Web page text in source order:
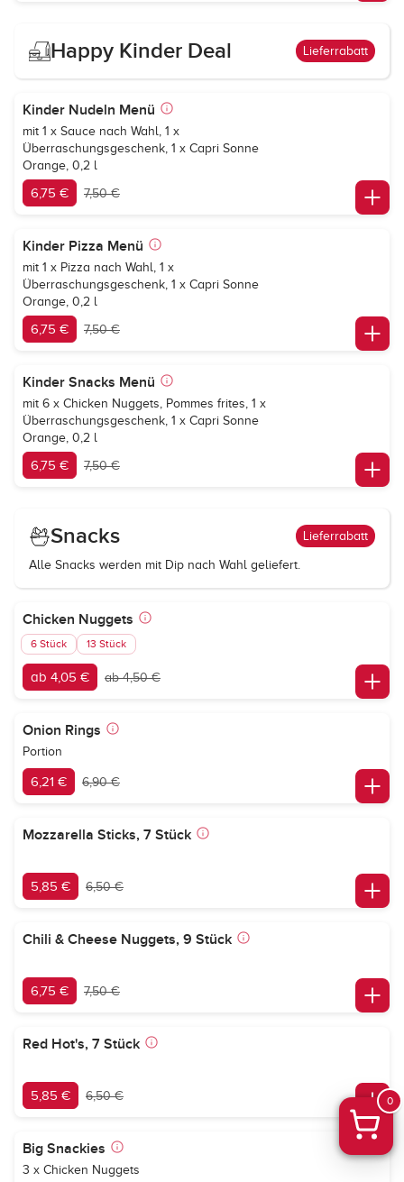
Happy Kinder Deal Lieferrabatt
Kinder Nudeln Menü
mit 1 x Sauce nach Wahl, 1 x
Überraschungsgeschenk, 1 x Capri Sonne
Orange, 0,2 l
6,75 € 7,50 €
Kinder Pizza Menü
mit 1 x Pizza nach Wahl, 1 x
Überraschungsgeschenk, 1 x Capri Sonne
Orange, 0,2 l
6,75 € 7,50 €
Kinder Snacks Menü
mit 6 x Chicken Nuggets, Pommes frites, 1 x
Überraschungsgeschenk, 1 x Capri Sonne
Orange, 0,2 l
6,75 € 7,50 €
Snacks Lieferrabatt
Alle Snacks werden mit Dip nach Wahl geliefert.
Chicken Nuggets
6 Stück 13 Stück
ab 4,05 € ab 4,50 €
Onion Rings
Portion
6,21 € 6,90 €
Mozzarella Sticks, 7 Stück
5,85 € 6,50 €
Chili & Cheese Nuggets, 9 Stück
6,75 € 7,50 €
Red Hot's, 7 Stück
5,85 € 6,50 €
Big Snackies
3 x Chicken Nuggets
0